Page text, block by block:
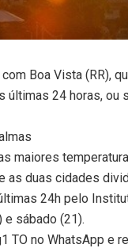
Boa Vista (RR),
últimas 24 horas, ou
maiores
as duas cidades
24h pelo
sábado (21).
TO no WhatsApp e